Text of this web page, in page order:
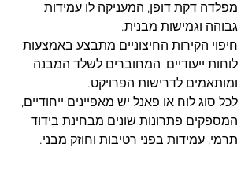
מפלדה דקת דופן, המעניקה לו עמידות
גבוהה וגמישות מבנית.
חיפוי הקירות החיצוניים מתבצע באמצעות
לוחות ייעודיים, המחוברים לשלד המבנה
ומותאמים לדרישות הפרויקט.
לכל סוג לוח או פאנל יש מאפיינים ייחודיים,
המספקים פתרונות שונים מבחינת בידוד
תרמי, עמידות בפני רטיבות וחוזק מבני.